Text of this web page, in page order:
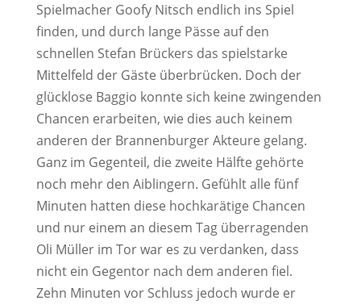
Spielmacher Goofy Nitsch endlich ins Spiel
finden, und durch lange Pässe auf den
schnellen Stefan Brückers das spielstarke
Mittelfeld der Gäste überbrücken. Doch der
glücklose Baggio konnte sich keine zwingenden
Chancen erarbeiten, wie dies auch keinem
anderen der Brannenburger Akteure gelang.
Ganz im Gegenteil, die zweite Hälfte gehörte
noch mehr den Aiblingern. Gefühlt alle fünf
Minuten hatten diese hochkarätige Chancen
und nur einem an diesem Tag überragenden
Oli Müller im Tor war es zu verdanken, dass
nicht ein Gegentor nach dem anderen fiel.
Zehn Minuten vor Schluss jedoch wurde er